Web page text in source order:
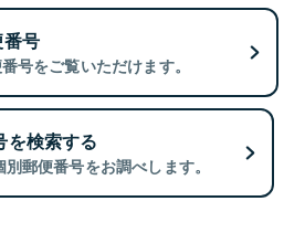
号
号をご覧いただけます。
を検索する
郵便番号をお調べします。